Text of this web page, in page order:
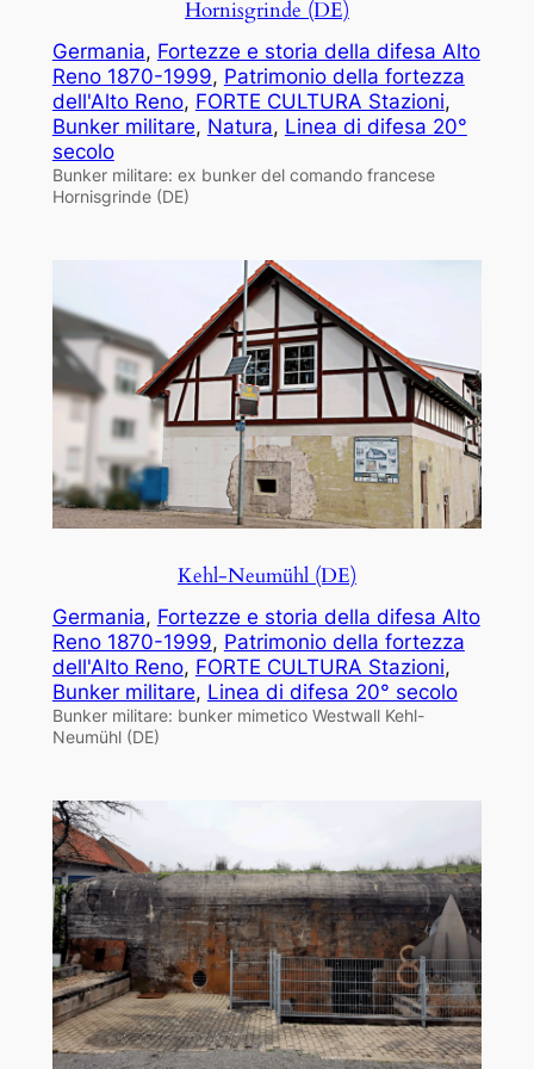
Hornisgrinde (DE)
Germania, Fortezze e storia della difesa Alto
Reno 1870-1999, Patrimonio della fortezza
dell'Alto Reno, FORTE CULTURA Stazioni
Bunker militare, Natura, Linea di difesa 20°
secolo
Bunker militare: ex bunker del comando francese
Hornisgrinde (DE)
Kehl-Neumühl (DE)
Germania, Fortezze e storia della difesa Alto
Reno 1870-1999, Patrimonio della fortezza
dell'Alto Reno, FORTE CULTURA Stazioni
Bunker militare, Linea di difesa 20° secolo
Bunker militare: bunker mimetico Westwall Kehl-
Neumühl (DE)